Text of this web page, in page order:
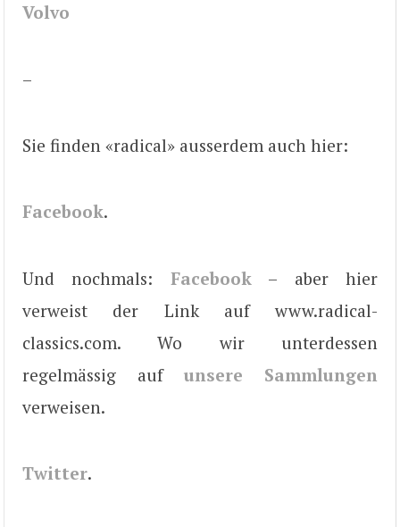
Volvo
–
Sie finden «radical» ausserdem auch hier:
Facebook.
Und nochmals: Facebook – aber hier
verweist der Link auf www.radical-
classics.com. Wo wir unterdessen
regelmässig aufunsere Sammlungen
verweisen.
Twitter.